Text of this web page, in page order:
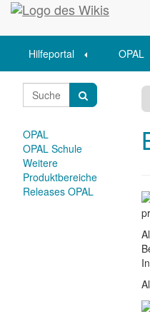
Startseite
Hilfeportal OPAL
OPAL
OPAL Schule
Weitere
Produktbereiche
Releases OPAL